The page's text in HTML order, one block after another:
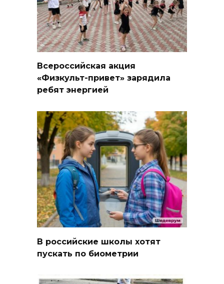
Всероссийская акция
«Физкульт-привет» зарядила
ребят энергией
В российские школы хотят
пускать по биометрии